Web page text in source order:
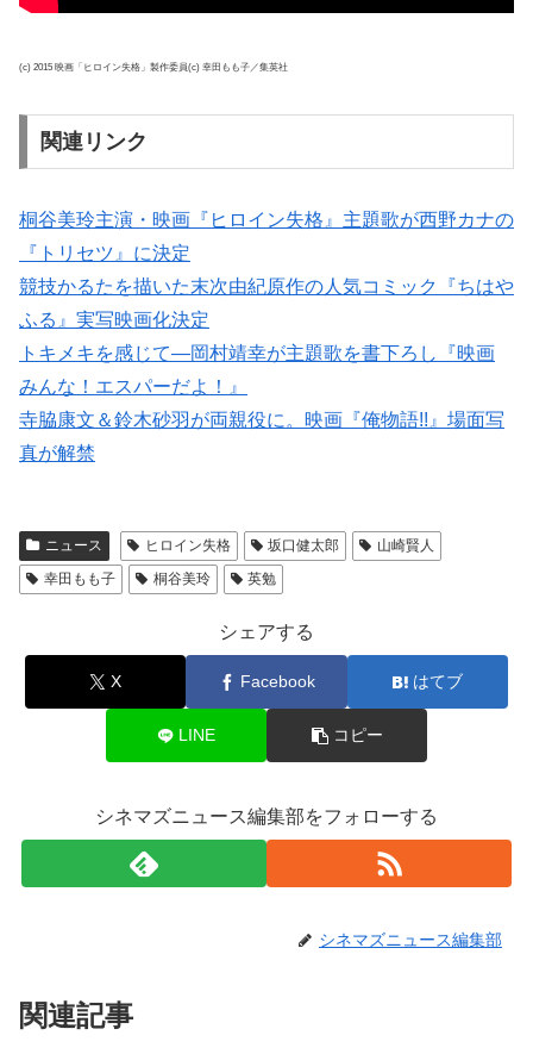
(c) 2015 映画「ヒロイン失格」製作委員(c) 幸田もも子／集英社
関連リンク
桐谷美玲主演・映画『ヒロイン失格』主題歌が西野カナの
『トリセツ』に決定
競技かるたを描いた末次由紀原作の人気コミック『ちはや
ふる』実写映画化決定
トキメキを感じて―岡村靖幸が主題歌を書下ろし『映画
みんな！エスパーだよ！』
寺脇康文＆鈴木砂羽が両親役に。映画『俺物語!!』場面写
真が解禁
ニュース ヒロイン失格 坂口健太郎
山崎賢人
幸田もも子
桐谷美玲 英勉
シェアする
X Facebook はてブ
LINE コピー
シネマズニュース編集部をフォローする
シネマズニュース編集部
関連記事